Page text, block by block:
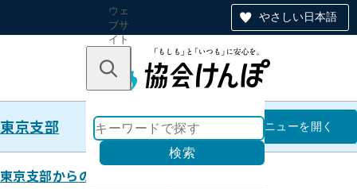
やさしい日本語
ウェ
ブサ
イト
のナ
ン
キーワードで探す
検索
東京支部 東京支部
メニューを開く
東京支部からのお知らせ